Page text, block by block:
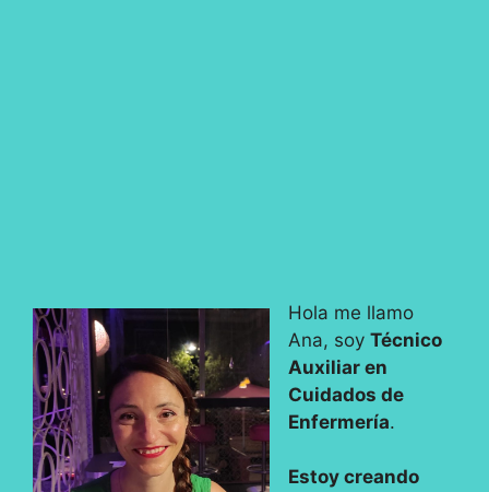
Hola me llamo
Ana, soy Técnico
Auxiliar en
Cuidados de
Enfermería.
Estoy creando